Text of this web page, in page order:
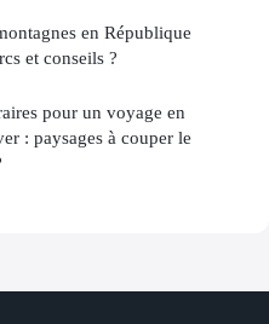
en République
et conseils ?
pour un voyage en
: paysages à couper le